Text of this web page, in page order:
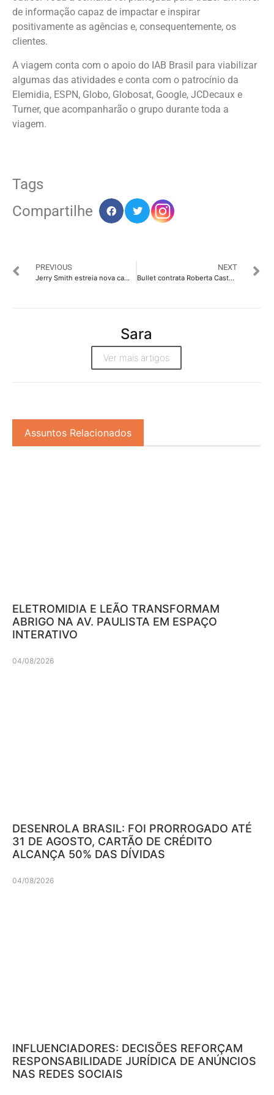
de informação capaz de impactar e inspirar
positivamente as agências e, consequentemente, os
clientes.
A viagem conta com o apoio do IAB Brasil para viabilizar
algumas das atividades e conta com o patrocínio da
Elemidia, ESPN, Globo, Globosat, Google, JCDecaux e
Turner, que acompanharão o grupo durante toda a
viagem.
Tags
Compartilhe
PREVIOUS
Jerry Smith estreia nova campanha da NISSIN
NEXT
Bullet contrata Roberta Castellini como diretora de Negócios
Sara
Ver mais artigos
Assuntos Relacionados
ELETROMIDIA E LEÃO TRANSFORMAM
ABRIGO NA AV. PAULISTA EM ESPAÇO
INTERATIVO
04/08/2026
DESENROLA BRASIL: FOI PRORROGADO ATÉ
31 DE AGOSTO, CARTÃO DE CRÉDITO
ALCANÇA 50% DAS DÍVIDAS
04/08/2026
INFLUENCIADORES: DECISÕES REFORÇAM
RESPONSABILIDADE JURÍDICA DE ANÚNCIOS
NAS REDES SOCIAIS